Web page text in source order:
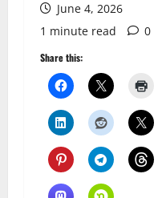
June 4, 2026
1 minute read
0
Share this: